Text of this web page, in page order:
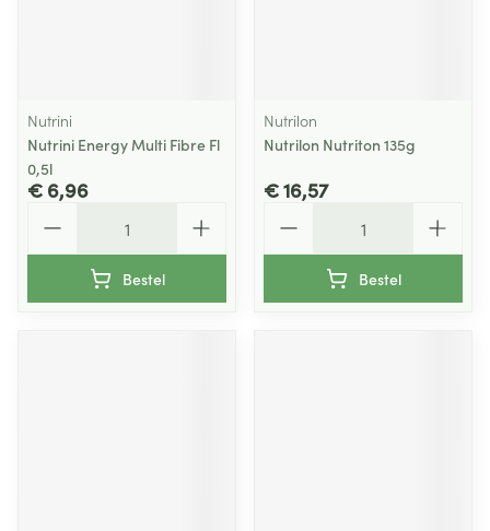
Nutrini
Nutrini Energy Multi Fibre Fl
0,5l
€ 6,96
Bestel
Nutrilon
Nutrilon Nutriton 135g
€ 16,57
Bestel